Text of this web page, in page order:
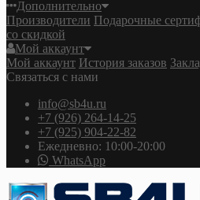
Дополнительно
Производители Подарочные
со скидкой
Мой аккаунт
Мой аккаунт История заказов
Связаться с нами
info@sb4u.ru
+7 (926) 264-14-25
+7 (925) 904-22-82
Ежедневно: 10:00-20:00
WhatsApp